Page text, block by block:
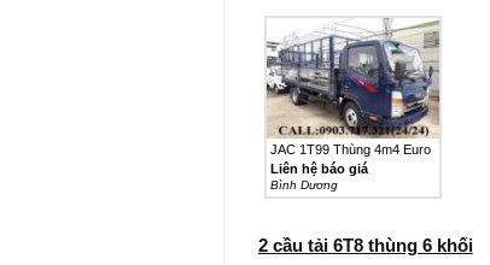
JAC 1T99 Thùng 4m4 Euro
4...
Liên hệ báo giá
Bình Dương
2 cầu tải 6T8 thùng 6 khối